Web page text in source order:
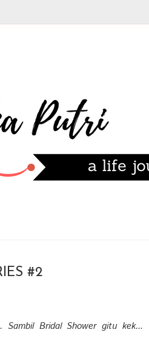
#2
Sambil Bridal Shower gitu kek...